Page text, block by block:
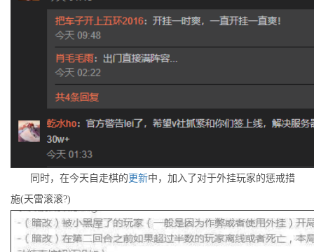
同时，在今天自走棋的 更新中，加入了对于外挂玩家的惩戒措
施(天雷滚滚?)